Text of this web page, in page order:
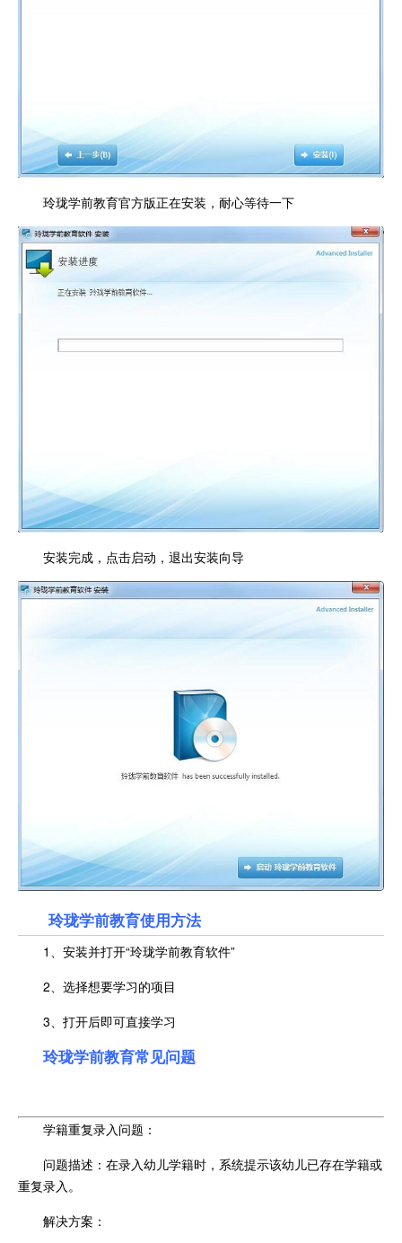
玲珑学前教育官方版正在安装，耐心等待一下
安装完成，点击启动，退出安装向导
玲珑学前教育使用方法
1、安装并打开“玲珑学前教育软件”
2、选择想要学习的项目
3、打开后即可直接学习
玲珑学前教育常见问题
学籍重复录入问题：
问题描述：在录入幼儿学籍时，系统提示该幼儿已存在学籍或
重复录入。
解决方案：